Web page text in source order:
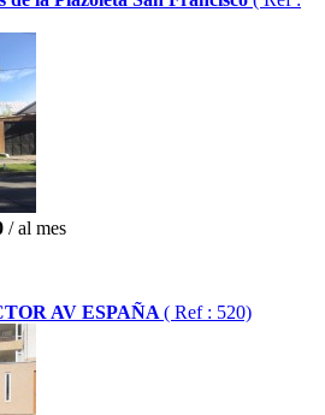
/ al mes
AV ESPAÑA ( Ref : 520)